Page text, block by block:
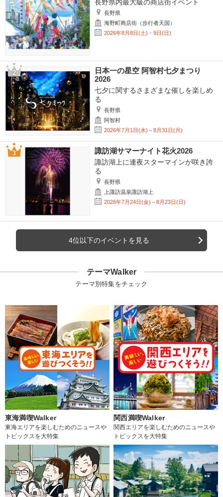
長野県内最大級の商店街イベント
長野県
海野町商店街（歩行者天国）
2026年8月8日(土)・9日(日)
日本一の星空 阿智村七夕まつり
2026
七夕に関するさまざまな催しを楽しめ
る
長野県
阿智村
2026年7月1日(水)～8月31日(月)
諏訪湖サマーナイト花火2026
諏訪湖上に連夜スターマインが咲き誇
る
長野県
上諏訪温泉諏訪湖上
2026年7月24日(金)～8月23日(日)
4位以下のイベントを見る
テーマWalker
テーマ別特集をチェック
東海満喫Walker
東海エリアを楽しむためのニュースや
トピックスを大特集
関西満喫Walker
関西エリアを楽しむためのニュースや
トピックスを大特集